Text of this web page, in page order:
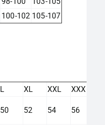
100-102 105-107
L XL XXL
XXXL
50 52 54 56